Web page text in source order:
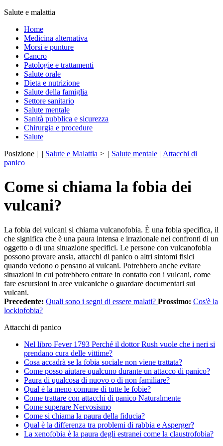
Salute e malattia
Home
Medicina alternativa
Morsi e punture
Cancro
Patologie e trattamenti
Salute orale
Dieta e nutrizione
Salute della famiglia
Settore sanitario
Salute mentale
Sanità pubblica e sicurezza
Chirurgia e procedure
Salute
Posizione | | Salute e Malattia > | Salute mentale | Attacchi di
panico
Come si chiama la fobia dei
vulcani?
La fobia dei vulcani si chiama vulcanofobia. È una fobia specifica, il
che significa che è una paura intensa e irrazionale nei confronti di un
oggetto o di una situazione specifici. Le persone con vulcanofobia
possono provare ansia, attacchi di panico o altri sintomi fisici
quando vedono o pensano ai vulcani. Potrebbero anche evitare
situazioni in cui potrebbero entrare in contatto con i vulcani, come
fare escursioni in aree vulcaniche o guardare documentari sui
vulcani.
Precedente: Quali sono i segni di essere malati? Prossimo: Cos'è la
lockiofobia?
Attacchi di panico
Nel libro Fever 1793 Perché il dottor Rush vuole che i neri si
prendano cura delle vittime?
Cosa accadrà se la fobia sociale non viene trattata?
Come posso aiutare qualcuno durante un attacco di panico?
Paura di qualcosa di nuovo o di non familiare?
Qual è la meno comune di tutte le fobie?
Come trattare con attacchi di panico Naturalmente
Come superare Nervosismo
Come si chiama la paura della fiducia?
Qual è la differenza tra problemi di rabbia e Asperger?
La xenofobia è la paura degli estranei come la claustrofobia?